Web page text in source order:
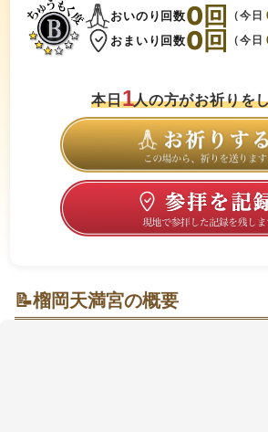
おいのり回数0回 （今日
おまいり回数0回 （今日
本日1人の方がお祈りを
📝榴岡天満宮の概要